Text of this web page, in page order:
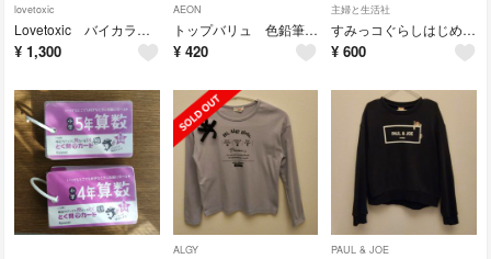
lovetoxic
Lovetoxic バイカラーTワンピ
¥ 1,300
AEON
トップバリュ 色鉛筆12色
¥ 420
主婦と生活社
すみっコぐらしはじめての漢字辞典
¥ 600
ALGY PAUL & JOE